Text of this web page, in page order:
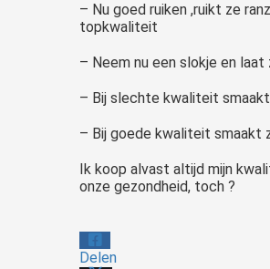
– Nu goed ruiken ,ruikt ze
topkwaliteit
– Neem nu een slokje en laat
– Bij slechte kwaliteit
– Bij goede kwaliteit smaakt
Ik koop alvast altijd mijn
onze gezondheid, toch ?
Delen